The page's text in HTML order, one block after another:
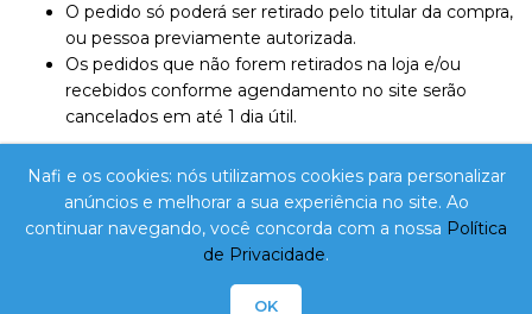
Nafi e os cookies: nós utilizamos cookies para personalizar
anúncios e melhorar a sua experiência no site. Ao
continuar navegando, você concorda com a nossa Política
de Privacidade.
OK
O pedido só poderá ser retirado pelo titular da compra,
ou pessoa previamente autorizada.
Os pedidos que não forem retirados na loja e/ou
recebidos conforme agendamento no site serão
cancelados em até 1 dia útil.
10.788.485/0001-83 - Inscrição Estadual: 255.868.359 /
Avenida Santa Catarina, Nº 1209 / Imbituba - SC - CEP:
88780-000 / Telefone: 48 3255-0824 /
lojavirtual@nafi.com.br